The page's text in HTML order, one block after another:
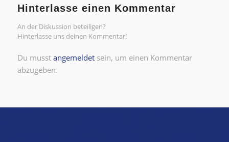
Hinterlasse einen Kommentar
An der Diskussion beteiligen?
Hinterlasse uns deinen Kommentar!
Du musst angemeldetsein, um einen Kommentar
abzugeben.